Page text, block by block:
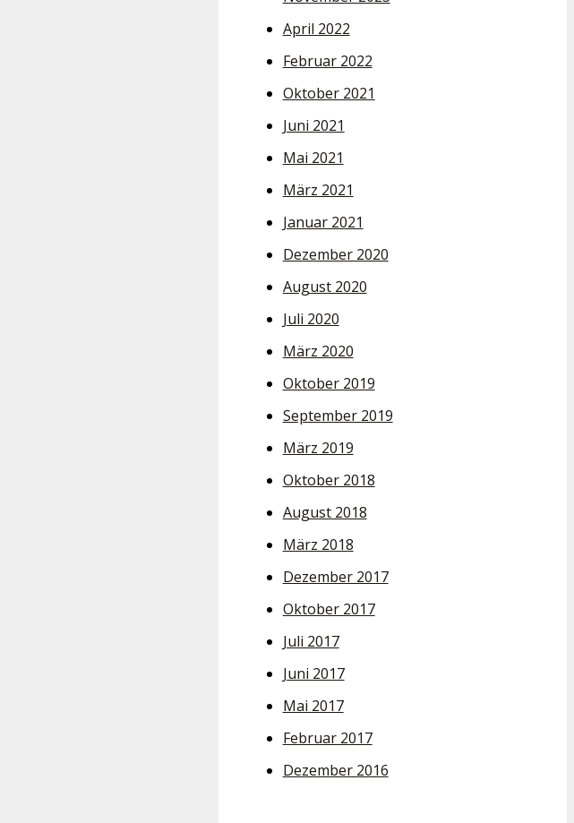
April 2022
Februar 2022
Oktober 2021
Juni 2021
Mai 2021
März 2021
Januar 2021
Dezember 2020
August 2020
Juli 2020
März 2020
Oktober 2019
September 2019
März 2019
Oktober 2018
August 2018
März 2018
Dezember 2017
Oktober 2017
Juli 2017
Juni 2017
Mai 2017
Februar 2017
Dezember 2016